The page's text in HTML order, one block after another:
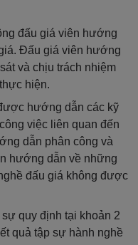
đấu giá viên hướng
Đấu giá viên hướng
và chịu trách nhiệm
hiện.
hướng dẫn các kỹ
việc liên quan đến
dẫn phân công và
hướng dẫn về những
đấu giá không được
quy định tại khoản 2
quả tập sự hành nghề